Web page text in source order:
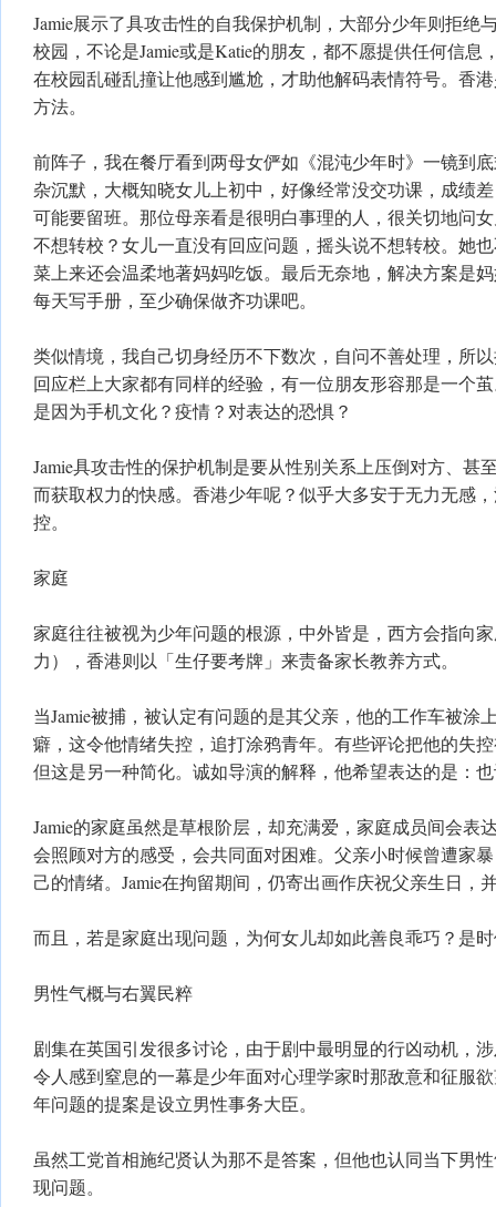
Jamie展示了具攻击性的自我保护机制，大部分少年则拒绝
校园，不论是Jamie或是Katie的朋友，都不愿提供任何信息
在校园乱碰乱撞让他感到尴尬，才助他解码表情符号。香
方法。
前阵子，我在餐厅看到两母女俨如《混沌少年时》一镜到
杂沉默，大概知晓女儿上初中，好像经常没交功课，成绩
可能要留班。那位母亲看是很明白事理的人，很关切地问
不想转校？女儿一直没有回应问题，摇头说不想转校。她
菜上来还会温柔地著妈妈吃饭。最后无奈地，解决方案是
每天写手册，至少确保做齐功课吧。
类似情境，我自己切身经历不下数次，自问不善处理，所
回应栏上大家都有同样的经验，有一位朋友形容那是一个
是因为手机文化？疫情？对表达的恐惧？
Jamie具攻击性的保护机制是要从性别关系上压倒对方、甚
而获取权力的快感。香港少年呢？似乎大多安于无力无感
控。
家庭
家庭往往被视为少年问题的根源，中外皆是，西方会指向
力），香港则以「生仔要考牌」来责备家长教养方式。
当Jamie被捕，被认定有问题的是其父亲，他的工作车被涂
癖，这令他情绪失控，追打涂鸦青年。有些评论把他的失
但这是另一种简化。诚如导演的解释，他希望表达的是：
Jamie的家庭虽然是草根阶层，却充满爱，家庭成员间会表
会照顾对方的感受，会共同面对困难。父亲小时候曾遭家
己的情绪。Jamie在拘留期间，仍寄出画作庆祝父亲生日，
而且，若是家庭出现问题，为何女儿却如此善良乖巧？是
男性气概与右翼民粹
剧集在英国引发很多讨论，由于剧中最明显的行凶动机，
令人感到窒息的一幕是少年面对心理学家时那敌意和征服
年问题的提案是设立男性事务大臣。
虽然工党首相施纪贤认为那不是答案，但他也认同当下男
现问题。